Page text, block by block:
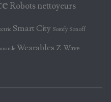
Robots nettoyeurs
Smart City Somfy Sonoff
Wearables Z-Wave